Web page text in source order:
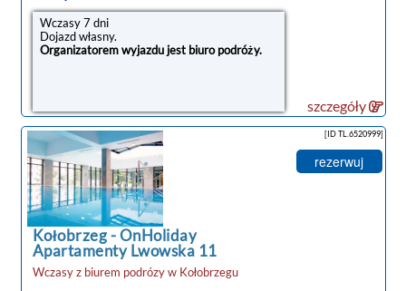
Wczasy 7 dni
Dojazd własny.
Organizatorem wyjazdu jest biuro podróży.
szczegóły
Kołobrzeg-OnHoliday
Apartamenty Lwowska 11
Wczasy z biurem podrózy w Kołobrzegu
[ID TL.6520999]
rezerwuj